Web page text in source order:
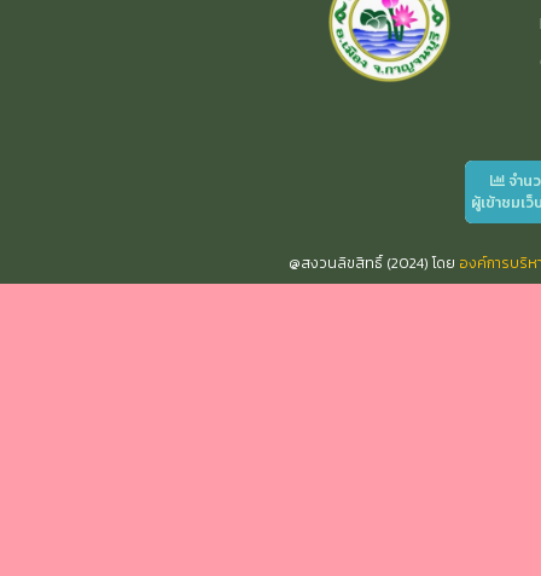
จำน
ผู้เข้าชมเว็
@สงวนลิขสิทธิ์ (2024) โดย องค์การบริ